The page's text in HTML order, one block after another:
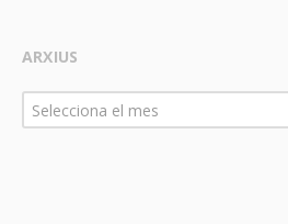
ARXIUS
Arxius
Selecciona el mes